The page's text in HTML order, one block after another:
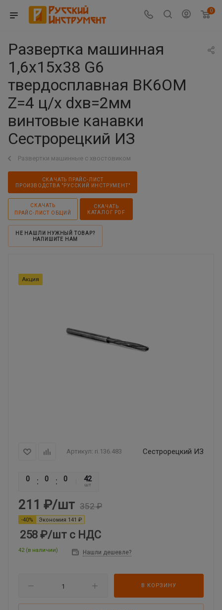
0
Развертка машинная
1,6х15х38 G6
твердосплавная ВК6ОМ
Z=4 ц/х dхв=2мм
винтовые канавки
Сестрорецкий ИЗ
Развертки машинные с хвостовиком
СКАЧАТЬ ПРАЙС-ЛИСТ
ПРОИЗВОДСТВА "РУССКИЙ ИНСТРУМЕНТ"
СКАЧАТЬ
ПРАЙС-ЛИСТ ОБЩИЙ
СКАЧАТЬ
КАТАЛОГ PDF
НЕ НАШЛИ НУЖНЫЙ ТОВАР?
НАПИШИТЕ НАМ
Акция
Артикул: ri.136.483 Сестрорецкий ИЗ
0 0 0 0
42
шт
211 ₽/шт 352₽
-40% Экономия 141 ₽
258 ₽/шт с НДС
42 (в наличии) Нашли дешевле?
В КОРЗИНУ